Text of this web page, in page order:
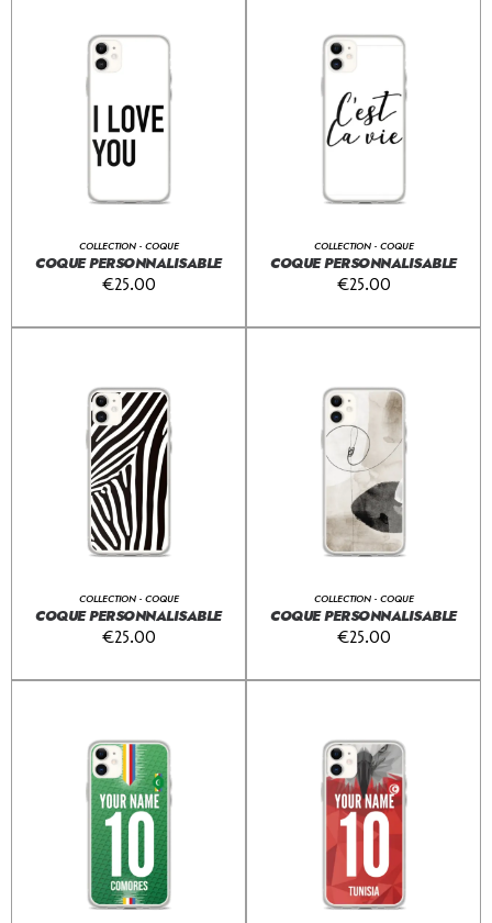
COLLECTION - COQUE
COQUE PERSONNALISABLE
€25.00
COLLECTION - COQUE
COQUE PERSONNALISABLE
€25.00
COLLECTION - COQUE
COQUE PERSONNALISABLE
€25.00
COLLECTION - COQUE
COQUE PERSONNALISABLE
€25.00